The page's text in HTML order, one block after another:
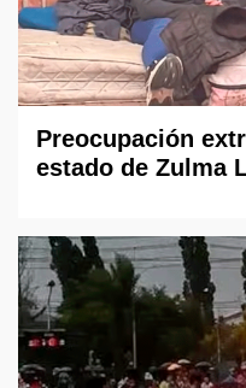
Preocupación
estado de Zulma